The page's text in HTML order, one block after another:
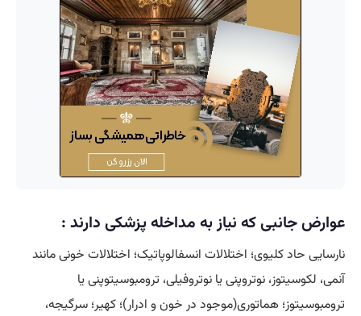
عوارض جانبی که نیاز به مداخله پزشکی دارند :
نارسایی حاد کلیوی؛ اختلالات انسفالوپاتیک؛ اختلالات خونی مانند
آنمی، لکوسیتوز، نوتروپنی یا نوتروفیلی، ترومبوسیتوپنی یا
ترومبوسیتوز؛ هماتوری(موجود در خون و ادرار)؛ کهیر؛ سرگیجه،